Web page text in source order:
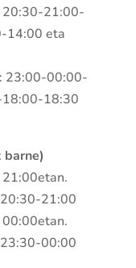
20:30-21:00-
14:00 eta
23:00-00:00-
18:00-18:30
21:00
00:00